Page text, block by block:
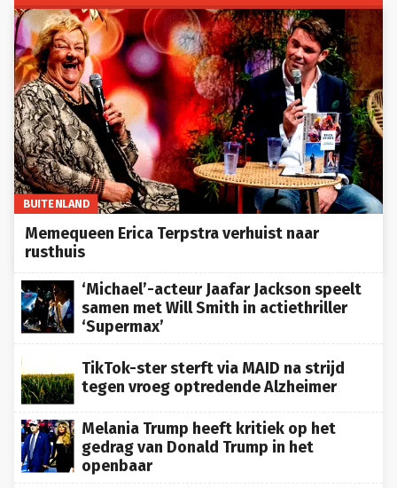
BUITENLAND
Memequeen Erica Terpstra verhuist naar
rusthuis
‘Michael’-acteur Jaafar Jackson speelt
samen met Will Smith in actiethriller
‘Supermax’
TikTok-ster sterft via MAID na strijd
tegen vroeg optredende Alzheimer
Melania Trump heeft kritiek op het
gedrag van Donald Trump in het
openbaar